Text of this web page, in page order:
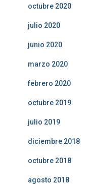
octubre 2020
julio 2020
junio 2020
marzo 2020
febrero 2020
octubre 2019
julio 2019
diciembre 2018
octubre 2018
agosto 2018